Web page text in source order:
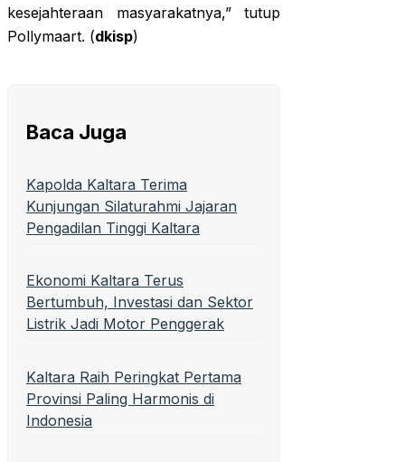
kesejahteraan masyarakatnya,” tutup
Pollymaart. (dkisp)
Baca Juga
Kapolda Kaltara Terima
Kunjungan Silaturahmi Jajaran
Pengadilan Tinggi Kaltara
Ekonomi Kaltara Terus
Bertumbuh, Investasi dan Sektor
Listrik Jadi Motor Penggerak
Kaltara Raih Peringkat Pertama
Provinsi Paling Harmonis di
Indonesia